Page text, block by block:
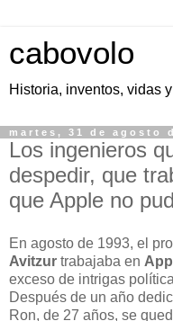
cabovolo
Historia, inventos, vidas
martes, 31 de agosto
Los ingenieros
despedir, que
que Apple no
En agosto de 1993, el
Avitzur trabajaba en
exceso de intrigas
Después de un año
Ron, de 27 años, se